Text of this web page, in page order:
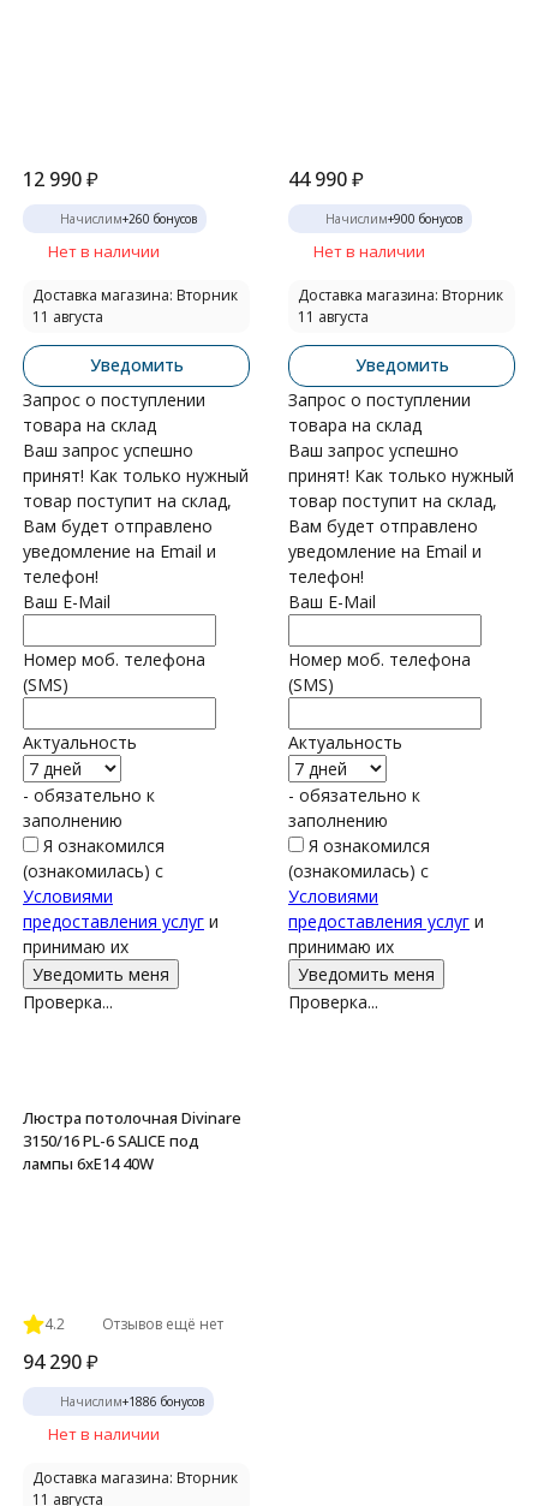
12 990₽
Начислим+260 бонусов
Нет в наличии
Доставка магазина: Вторник
11 августа
Уведомить
Запрос о поступлении
товара на склад
Ваш запрос успешно
принят! Как только нужный
товар поступит на склад,
Вам будет отправлено
уведомление на Email и
телефон!
Ваш E-Mail
Номер моб. телефона
(SMS)
Актуальность
- обязательно к
заполнению
Я ознакомился
(ознакомилась) с
Условиями
предоставления услуг и
принимаю их
Проверка...
44 990₽
Начислим+900 бонусов
Нет в наличии
Доставка магазина: Вторник
11 августа
Уведомить
Запрос о поступлении
товара на склад
Ваш запрос успешно
принят! Как только нужный
товар поступит на склад,
Вам будет отправлено
уведомление на Email и
телефон!
Ваш E-Mail
Номер моб. телефона
(SMS)
Актуальность
- обязательно к
заполнению
Я ознакомился
(ознакомилась) с
Условиями
предоставления услуг и
принимаю их
Проверка...
Люстра потолочная Divinare
3150/16 PL-6 SALICE под
лампы 6xE14 40W
4.2 Отзывов ещё нет
94 290₽
Начислим+1886 бонусов
Нет в наличии
Доставка магазина: Вторник
11 августа